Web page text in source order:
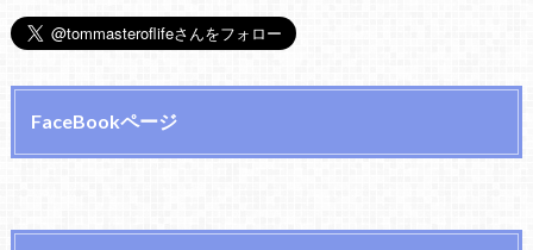
FaceBookページ